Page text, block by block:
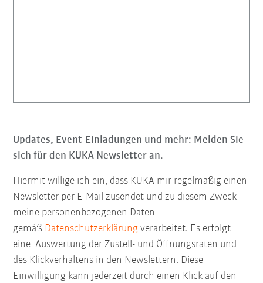
Updates, Event-Einladungen und mehr: Melden Sie
sich für den KUKA Newsletter an.
Hiermit willige ich ein, dass KUKA mir regelmäßig einen
Newsletter per E-Mail zusendet und zu diesem Zweck
meine personenbezogenen Daten
gemäß Datenschutzerklärung verarbeitet. Es erfolgt
eine Auswertung der Zustell- und Öffnungsraten und
des Klickverhaltens in den Newslettern. Diese
Einwilligung kann jederzeit durch einen Klick auf den